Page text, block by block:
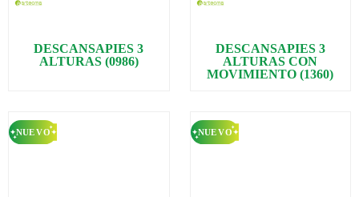
DESCANSAPIES 3
ALTURAS (0986)
DESCANSAPIES 3
ALTURAS CON
MOVIMIENTO (1360)